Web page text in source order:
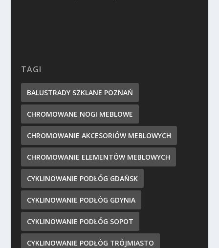
TAGI
BALUSTRADY SZKLANE POZNAŃ
CHROMOWANE NOGI MEBLOWE
CHROMOWANIE AKCESORIÓW MEBLOWYCH
CHROMOWANIE ELEMENTÓW MEBLOWYCH
CYKLINOWANIE PODŁÓG GDAŃSK
CYKLINOWANIE PODŁÓG GDYNIA
CYKLINOWANIE PODŁÓG SOPOT
CYKLINOWANIE PODŁÓG TRÓJMIASTO